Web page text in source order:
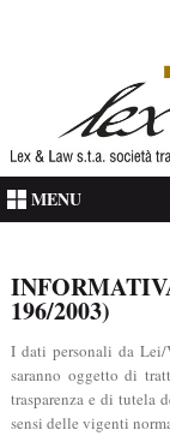
MENU
196/2003)
I dati personali da
saranno oggetto di
trasparenza e di tutela
sensi delle vigenti